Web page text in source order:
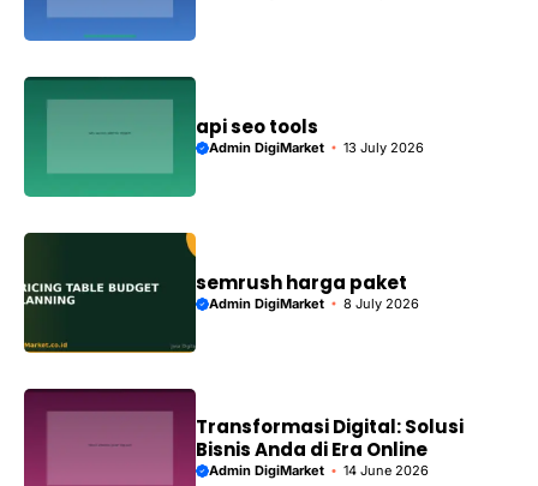
api seo tools
Admin DigiMarket 13 July 2026
semrush harga paket
Admin DigiMarket 8 July 2026
Transformasi Digital: Solusi
Bisnis Anda di Era Online
Admin DigiMarket 14 June 2026